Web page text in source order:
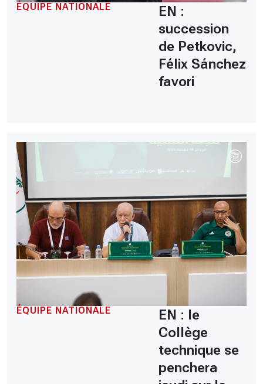
ÉQUIPE NATIONALE
EN :
succession
de Petkovic,
Félix Sánchez
favori
ÉQUIPE NATIONALE
EN : le
Collège
technique se
penchera